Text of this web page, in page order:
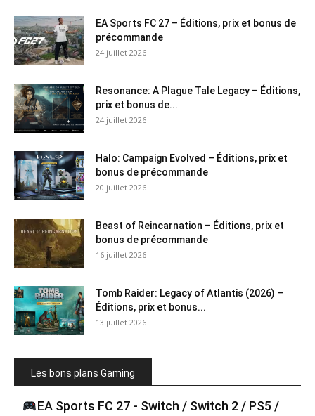
EA Sports FC 27 – Éditions, prix et bonus de
précommande
24 juillet 2026
Resonance: A Plague Tale Legacy – Éditions,
prix et bonus de...
24 juillet 2026
Halo: Campaign Evolved – Éditions, prix et
bonus de précommande
20 juillet 2026
Beast of Reincarnation – Éditions, prix et
bonus de précommande
16 juillet 2026
Tomb Raider: Legacy of Atlantis (2026) –
Éditions, prix et bonus...
13 juillet 2026
Les bons plans Gaming
EA Sports FC 27 - Switch / Switch 2 / PS5 /